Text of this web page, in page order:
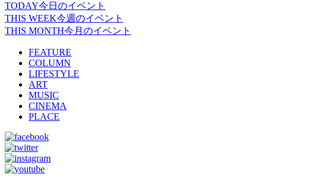
TODAY今日のイベント
THIS WEEK今週のイベント
THIS MONTH今月のイベント
FEATURE
COLUMN
LIFESTYLE
ART
MUSIC
CINEMA
PLACE